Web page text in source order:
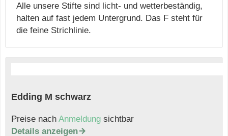
Alle unsere Stifte sind licht- und wetterbeständig,
halten auf fast jedem Untergrund. Das F steht für
die feine Strichlinie.
Edding M schwarz
Preise nach Anmeldung sichtbar
Details anzeigen